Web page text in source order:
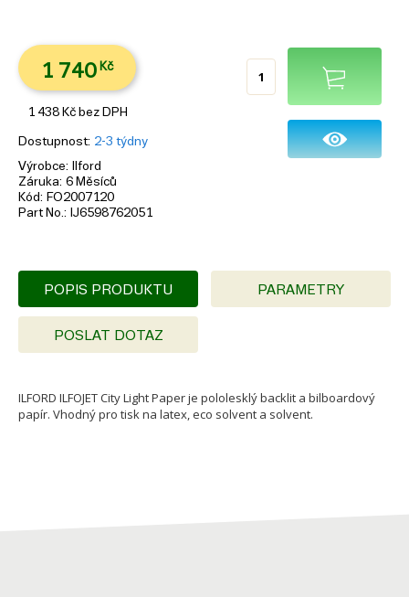
1 740 Kč
1 438 Kč bez DPH
Dostupnost 2-3 týdny
Výrobce
Ilford
Záruka 6 Měsíců
Kód
FO2007120
Part No.
IJ6598762051
POPIS PRODUKTU PARAMETRY
POSLAT DOTAZ
ILFORD ILFOJET City Light Paper je pololesklý backlit a bilboardový
papír. Vhodný pro tisk na latex, eco solvent a solvent.